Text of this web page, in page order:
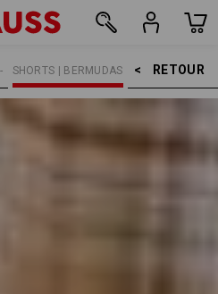
RETOUR    >
SHORTS | BERMUDAS